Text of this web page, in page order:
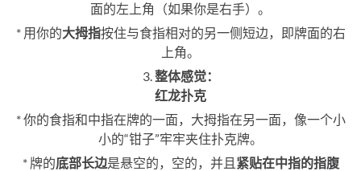
面的左上角（如果你是右手）。
* 用你的大拇指按住与食指相对的另一侧短边，即牌面的右
上角。
3.整体感觉：
红龙扑克
* 你的食指和中指在牌的一面，大拇指在另一面，像一个小
小的“钳子”牢牢夹住扑克牌。
* 牌的底部长边是悬空的，空的，并且 紧贴在中指的指腹